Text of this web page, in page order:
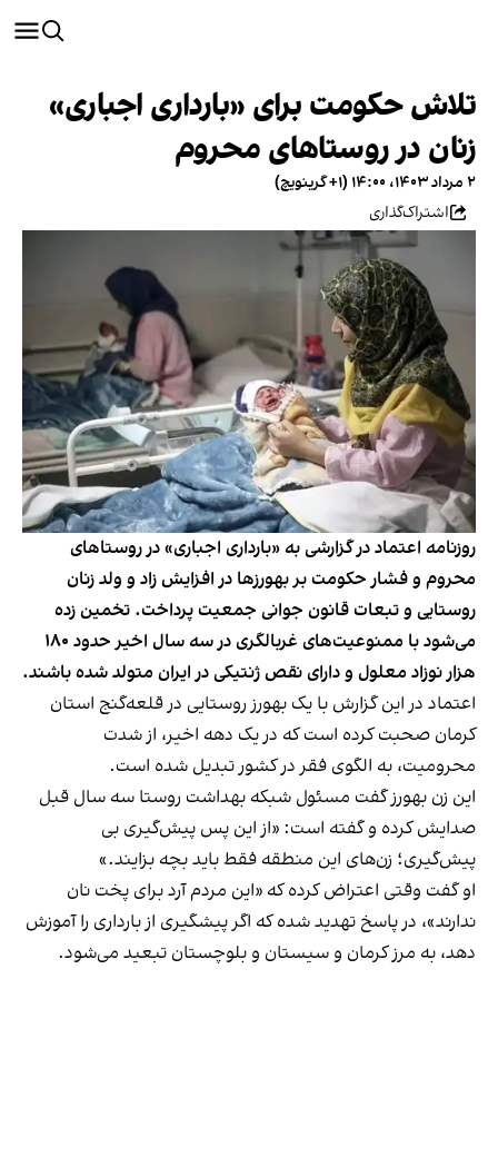
تلاش حکومت برای «بارداری اجباری»
زنان در روستاهای محروم
۲ مرداد ۱۴۰۳، ۱۴:۰۰ (‎+۱ گرینویچ)
اشتراک‌گذاری
روزنامه اعتماد در گزارشی به «بارداری اجباری» در روستاهای
محروم و فشار حکومت بر بهورزها در افزایش زاد و ولد زنان
روستایی و تبعات قانون جوانی جمعیت پرداخت. تخمین زده
می‌شود با ممنوعیت‌های غربالگری در سه سال اخیر حدود ۱۸۰
هزار نوزاد معلول و دارای نقص ژنتیکی در ایران متولد شده باشند.
اعتماد در این گزارش با یک بهورز روستایی در قلعه‌گنج استان
کرمان صحبت کرده است که در یک دهه اخیر، از شدت
محرومیت، به الگوی فقر در کشور تبدیل شده است.
این زن بهورز گفت مسئول شبکه بهداشت روستا سه سال قبل
صدایش کرده و گفته است: «از این پس پیش‌گیری بی
پیش‌گیری؛ زن‌های این منطقه فقط باید بچه بزایند.»
او گفت وقتی اعتراض کرده که «این مردم آرد برای پخت نان
ندارند»، در پاسخ تهدید شده که اگر پیشگیری از بارداری را آموزش
دهد، به مرز کرمان و سیستان و بلوچستان تبعید می‌شود.